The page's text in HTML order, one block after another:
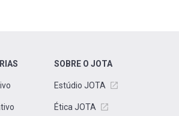
SOBRE O JOTA
Estúdio JOTA
Ética JOTA